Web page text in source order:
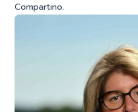
Compartino.